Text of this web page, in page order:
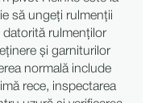
să ungeți rulmenții
datorită rulmenților
și garniturilor
normală include
rece, inspectarea